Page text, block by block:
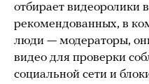
отбирает видеоролики
рекомендованных, в
люди — модераторы,
видео для проверки
социальной сети и